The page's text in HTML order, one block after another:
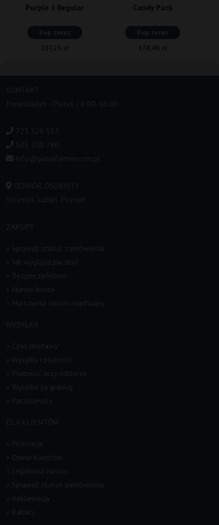
Purple 1 Regular
Kup teraz
157,25 zł
Candy Pack
Kup teraz
178,40 zł
KONTAKT
Poniedziałek - Piatek / 8:00-16:00
723 320 553
505 200 780
info@ganjafarmer.com.pl
ODBIÓR OSOBISTY
Szczecin, Lublin, Poznań
ZAKUPY
Sprawdź status zamówienia
Jak wygląda paczka?
Bezpieczeństwo
Numer konta
Hurtownia nasion marihuany
WYSYŁKA
Czas dostawy
Wysyłka i płatność
Płatność przy odbiorze
Wysyłka za granicę
Paczkomaty
DLA KLIENTÓW
Promocje
Opinie klientów
Legalność nasion
Sprawdź status zamówienia
Reklamacja
Rabaty